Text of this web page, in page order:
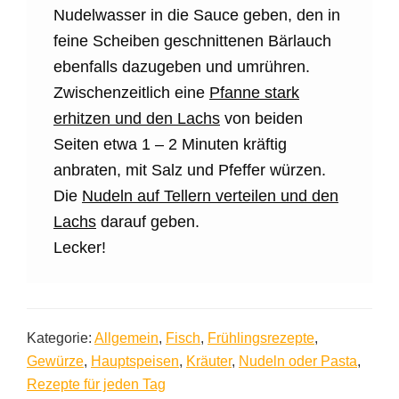
Nudelwasser in die Sauce geben, den in
feine Scheiben geschnittenen Bärlauch
ebenfalls dazugeben und umrühren.
Zwischenzeitlich eine Pfanne stark
erhitzen und den Lachs von beiden
Seiten etwa 1 – 2 Minuten kräftig
anbraten, mit Salz und Pfeffer würzen.
Die Nudeln auf Tellern verteilen und den
Lachs darauf geben.
Lecker!
Kategorie: Allgemein, Fisch, Frühlingsrezepte,
Gewürze, Hauptspeisen, Kräuter, Nudeln oder Pasta,
Rezepte für jeden Tag